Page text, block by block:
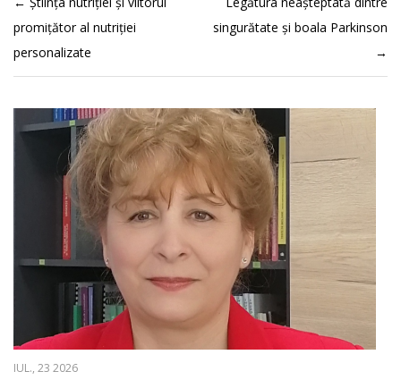
promițător al nutriției
personalizate
singurătate și boala Parkinson
→
IUL., 23 2026